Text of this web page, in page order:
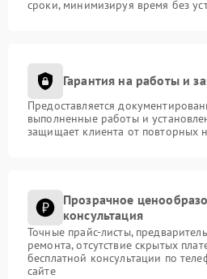
сроки, минимизируя время без
Гарантия на работы и
Предоставляется
выполненные работы и
защищает клиента от повторных
Прозрачное
консультация
Точные прайс-листы,
ремонта, отсутствие скрытых
бесплатной консультации по
сайте